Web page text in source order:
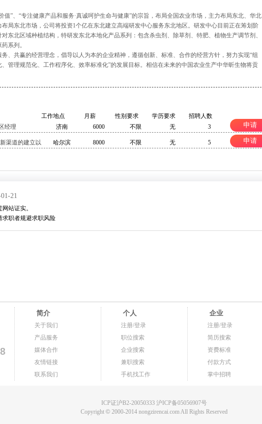
值”、“专注健康产品和服务·真诚呵护生命与健康”的宗旨，布局全国农业市场，主力布局东北、华北
布局东北市场，公司将投资1个亿在东北建立高端研发中心服务东北地区。研发中心目前正在筹划阶
东北区域种植结构，特研发东北本地化产品系列：包含杀虫剂、除草剂、特肥、植物生产调节剂、
系列。
、共赢的经营理念，倡导以人为本的企业精神，遵循创新、标准、合作的经营方针，努力实现“组
管理规范化、工作程序化、效率标准化”的发展目标。相信在未来的中国农业生产中华昕生物将贡
工作地点 月薪 性别要求 学历要求
招聘人数
经理
济南 6000 不限 无 3 申请
渠道的建立以
完成销售任
哈尔滨 8000 不限 无 5 申请
21
站证实。
求职者规避求职风险
简介
关于我们
产品服务
媒体合作
友情链接
联系我们
个人
注册/登录
职位搜索
企业搜索
兼职搜索
手机找工作
企业
注册/登录
简历搜索
资费标准
付款方式
掌中招聘
ICP证沪B2-20050333 沪ICP备05056907号
Copyright© 2000-2014 nongzirencai.com All Rights Reserved